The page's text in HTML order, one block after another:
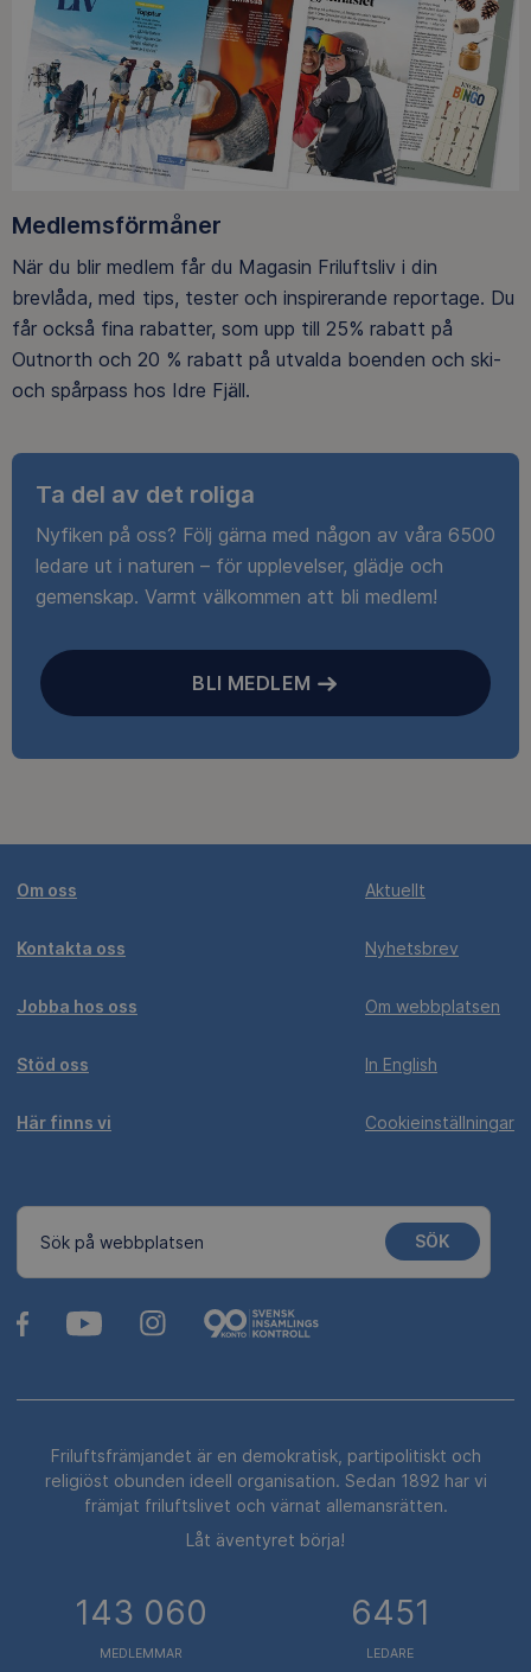
Medlemsförmåner
När du blir medlem får du Magasin Friluftsliv i din
brevlåda, med tips, tester och inspirerande reportage. Du
får också fina rabatter, som upp till 25% rabatt på
Outnorth och 20 % rabatt på utvalda boenden och ski-
och spårpass hos Idre Fjäll.
Ta del av det roliga
Nyfiken på oss? Följ gärna med någon av våra 6500
ledare ut i naturen – för upplevelser, glädje och
gemenskap. Varmt välkommen att bli medlem!
BLI MEDLEM
Om oss
Kontakta oss
Jobba hos oss
Stöd oss
Här finns vi
Aktuellt
Nyhetsbrev
Om webbplatsen
In English
Cookieinställningar
Sök på webbplatsen SÖK
Friluftsfrämjandet är en demokratisk, partipolitiskt och
religiöst obunden ideell organisation. Sedan 1892 har vi
främjat friluftslivet och värnat allemansrätten.
Låt äventyret börja!
143 060
MEDLEMMAR
6451
LEDARE